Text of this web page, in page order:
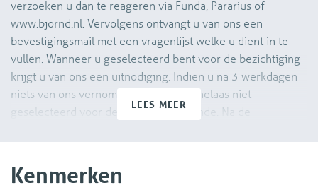
verzoeken u dan te reageren via Funda, Pararius of
www.bjornd.nl. Vervolgens ontvangt u van ons een
bevestigingsmail met een vragenlijst welke u dient in te
vullen. Wanneer u geselecteerd bent voor de bezichtiging
krijgt u van ons een uitnodiging. Indien u na 3 werkdagen
niets van ons vernomen heeft bent u helaas niet
geselecteerd voor de bezichtigingsronde. Na de
weten of u daadwerkelijk interesse heeft om de woning te
huren. Wij zullen uw verzoek aan de verhuurder
voorleggen.
LEES MEER
Kenmerken